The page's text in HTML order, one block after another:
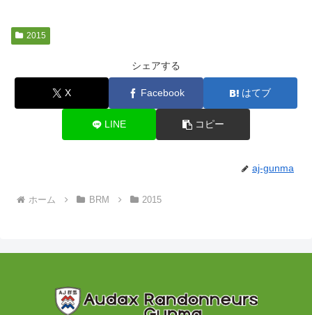
2015
シェアする
X Facebook はてブ
LINE コピー
aj-gunma
ホーム BRM 2015